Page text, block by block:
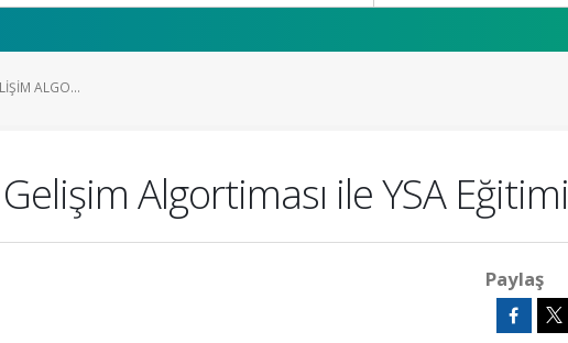
ALGO...
Algortiması ile YSA Eğitimi
Paylaş